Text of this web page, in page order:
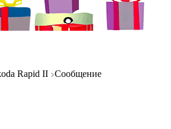
Rapid II Сообщение